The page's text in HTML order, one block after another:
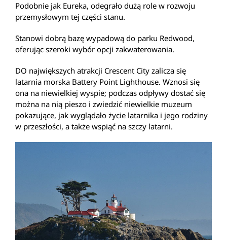
Podobnie jak Eureka, odegrało dużą role w rozwoju
przemysłowym tej części stanu.
Stanowi dobrą bazę wypadową do parku Redwood,
oferując szeroki wybór opcji zakwaterowania.
DO największych atrakcji Crescent City zalicza się
latarnia morska Battery Point Lighthouse. Wznosi się
ona na niewielkiej wyspie; podczas odpływy dostać się
można na nią pieszo i zwiedzić niewielkie muzeum
pokazujące, jak wyglądało życie latarnika i jego rodziny
w przeszłości, a także wspiąć na szczy latarni.